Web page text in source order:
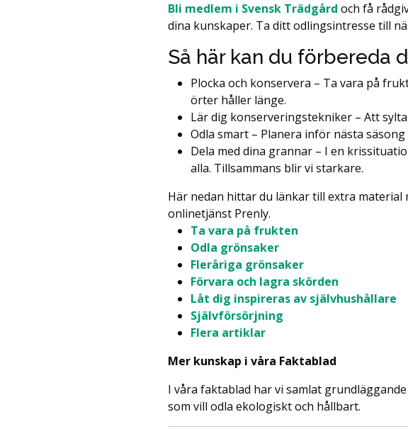
Bli medlem i Svensk Trädgård och få
dina kunskaper. Ta ditt odlingsintresse till
Så här kan du förbereda
Plocka och konservera – Ta vara på
örter håller länge.
Lär dig konserveringstekniker – Att
Odla smart – Planera inför nästa
Dela med dina grannar – I en
alla. Tillsammans blir vi starkare.
Här nedan hittar du länkar till extra
onlinetjänst Prenly.
Ta vara på frukten
Odla grönsaker
Fleråriga grönsaker
Förvara och lagra skörden
Låt dig inspireras av självhushållare
Självförsörjning
Flera artiklar
Mer kunskap i våra Faktablad
I våra faktablad har vi samlat
som vill odla ekologiskt och hållbart.